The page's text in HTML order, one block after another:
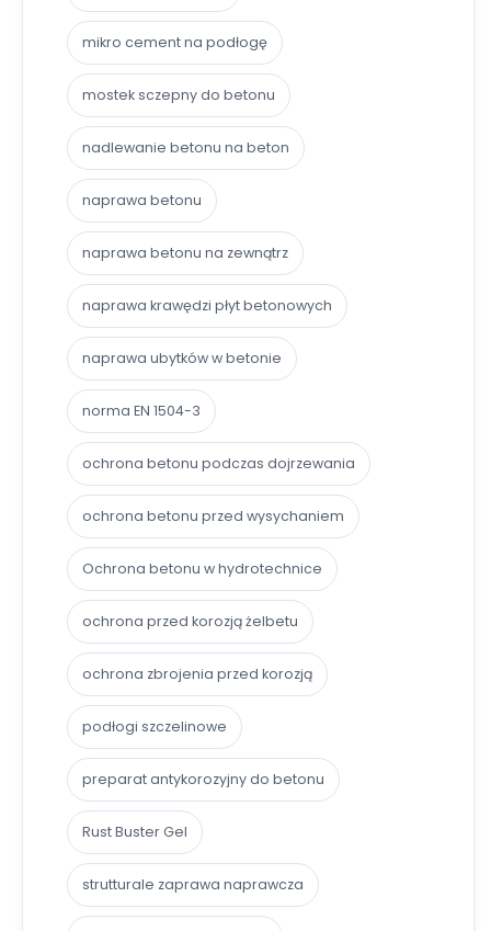
mikro cement na podłogę
mostek sczepny do betonu
nadlewanie betonu na beton
naprawa betonu
naprawa betonu na zewnątrz
naprawa krawędzi płyt betonowych
naprawa ubytków w betonie
norma EN 1504-3
ochrona betonu podczas dojrzewania
ochrona betonu przed wysychaniem
Ochrona betonu w hydrotechnice
ochrona przed korozją żelbetu
ochrona zbrojenia przed korozją
podłogi szczelinowe
preparat antykorozyjny do betonu
Rust Buster Gel
strutturale zaprawa naprawcza